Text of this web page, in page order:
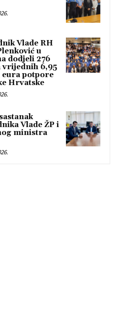
Vlade RH
u
dodjeli 276
vrijednih 6,95
potpore
Hrvatske
Vlade ŽP i
ministra